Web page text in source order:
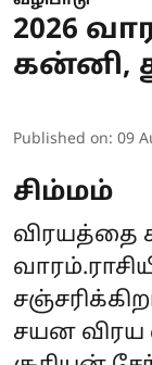
2026
கன்னி,
Published on: 09
சிம்மம்
விரயத்தை
சயன விரய